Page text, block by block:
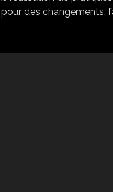
des changements,